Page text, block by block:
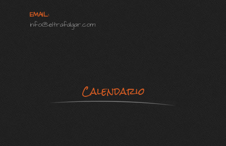
EMAIL:
info@eltrafalgar.com
Calendario